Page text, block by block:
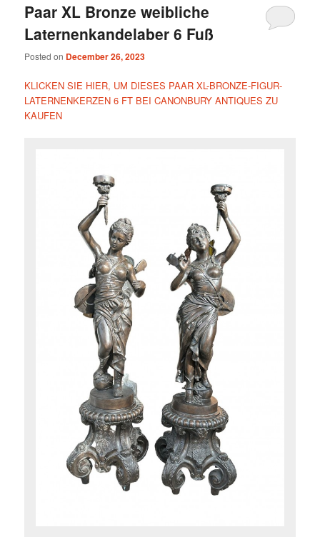
Paar XL Bronze weibliche
Laternenkandelaber 6 Fuß
Posted on December 26, 2023
KLICKEN SIE HIER, UM DIESES PAAR XL-BRONZE-FIGUR-
LATERNENKERZEN 6 FT BEI CANONBURY ANTIQUES ZU
KAUFEN